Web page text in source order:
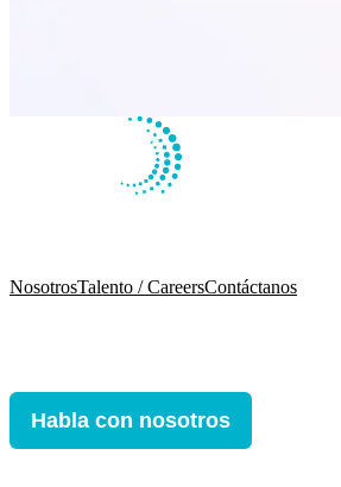
NosotrosTalento / CareersContáctanos
Habla con nosotros